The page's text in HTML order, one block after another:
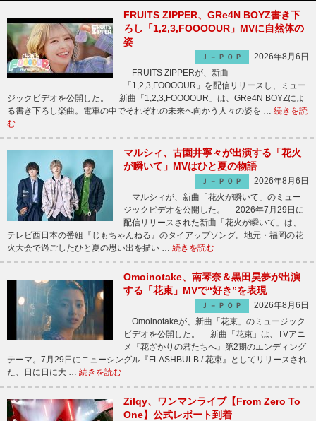
FRUITS ZIPPER、GRe4N BOYZ書き下
ろし「1,2,3,FOOOOUR」MVに自然体の
姿
Ｊ－ＰＯＰ
2026年8月6日
FRUITS ZIPPERが、新曲
「1,2,3,FOOOOUR」を配信リリースし、ミュー
ジックビデオを公開した。 新曲「1,2,3,FOOOOUR」は、GRe4N BOYZによ
る書き下ろし楽曲。電車の中でそれぞれの未来へ向かう人々の姿を … 続きを読
む
マルシィ、古園井寧々が出演する「花火
が瞬いて」MVはひと夏の物語
Ｊ－ＰＯＰ
2026年8月6日
マルシィが、新曲「花火が瞬いて」のミュー
ジックビデオを公開した。 2026年7月29日に
配信リリースされた新曲「花火が瞬いて」は、
テレビ西日本の番組『じもちゃんねる』のタイアップソング。地元・福岡の花
火大会で過ごしたひと夏の思い出を描い … 続きを読む
Omoinotake、南琴奈＆黒田昊夢が出演
する「花束」MVで“好き”を表現
Ｊ－ＰＯＰ
2026年8月6日
Omoinotakeが、新曲「花束」のミュージック
ビデオを公開した。 新曲「花束」は、TVアニ
メ『花ざかりの君たちへ』第2期のエンディング
テーマ。7月29日にニューシングル『FLASHBULB / 花束』としてリリースされ
た、日に日に大 … 続きを読む
Zilqy、ワンマンライブ【From Zero To
One】公式レポート到着